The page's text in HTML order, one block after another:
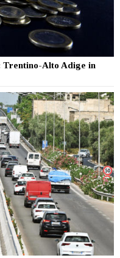
Trentino-Alto Adige in